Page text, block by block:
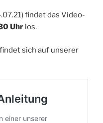
findet das Video-
Uhr los.
sich auf unserer